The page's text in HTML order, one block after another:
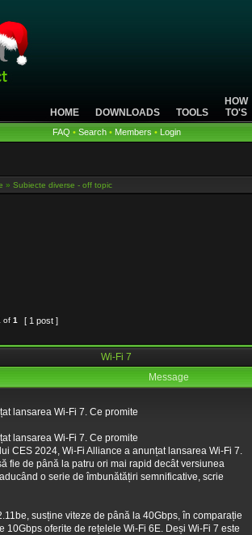
HOME DOWNLOADS TOOLS
HOW
TO'S
FAQ • Search• Members • Login
» Subiecte diverse - off topic
of 1 [ 1 post ]
Wi-Fi 7
Message
lansarea Wi-Fi 7. Ce promite
lansarea Wi-Fi 7. Ce promite
CES 2024, Wi-Fi Alliance a anunțat lansarea Wi-Fi 7.
fie de până la patru ori mai rapid decât versiunea
o serie de îmbunătățiri semnificative, scrie
susține viteze de până la 40Gbps, în comparație
10Gbps oferite de rețelele Wi-Fi 6E. Deși Wi-Fi 7 este